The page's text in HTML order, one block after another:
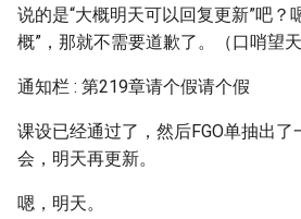
说的是“大概明天可以回复更新”吧？
概”，那就不需要道歉了。（口哨望天
通知栏 : 第219章请个假请个假
课设已经通过了，然后FGO单抽出
会，明天再更新。
嗯，明天。